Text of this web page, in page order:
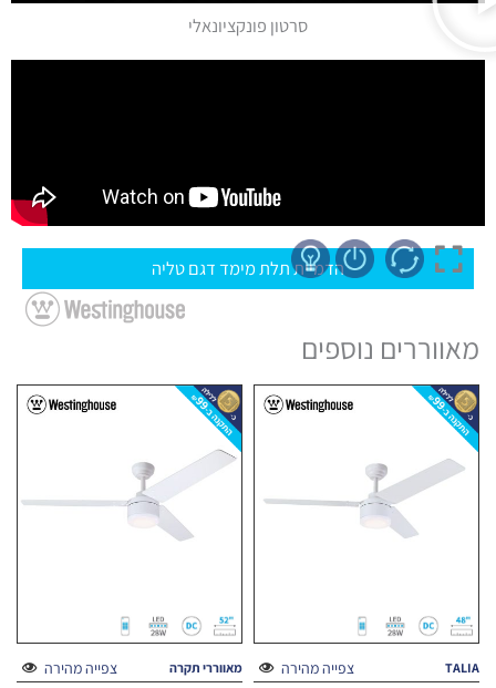
סרטון פונקציונאלי
הדמיית תלת מימד דגם טליה
מאווררים נוספים
צפייה מהירה TALIA צפייה מהירה מאווררי תקרה